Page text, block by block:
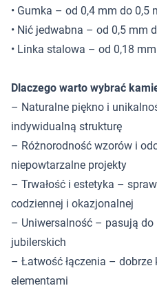
• Gumka – od 0,4 mm do 0,5
• Nić jedwabna – od 0,5 mm
• Linka stalowa – od 0,18
Dlaczego warto wybrać
– Naturalne piękno i
indywidualną strukturę
– Różnorodność wzorów i
niepowtarzalne projekty
– Trwałość i estetyka –
codziennej i okazjonalnej
– Uniwersalność – pasują do
jubilerskich
– Łatwość łączenia –
elementami